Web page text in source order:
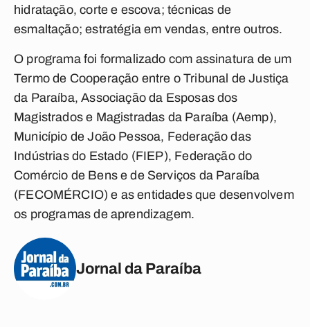
hidratação, corte e escova; técnicas de
esmaltação; estratégia em vendas, entre outros.
O programa foi formalizado com assinatura de um
Termo de Cooperação entre o Tribunal de Justiça
da Paraíba, Associação da Esposas dos
Magistrados e Magistradas da Paraíba (Aemp),
Município de João Pessoa, Federação das
Indústrias do Estado (FIEP), Federação do
Comércio de Bens e de Serviços da Paraíba
(FECOMÉRCIO) e as entidades que desenvolvem
os programas de aprendizagem.
Jornal da Paraíba